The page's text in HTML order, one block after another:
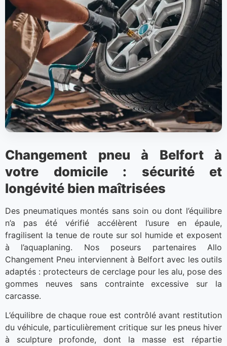
Changement pneu à Belfort à
votre domicile : sécurité et
longévité bien maîtrisées
Des pneumatiques montés sans soin ou dont l’équilibre
n’a pas été vérifié accélèrent l’usure en épaule,
fragilisent la tenue de route sur sol humide et exposent
à l’aquaplaning. Nos poseurs partenaires Allo
Changement Pneu interviennent à Belfort avec les outils
adaptés : protecteurs de cerclage pour les alu, pose des
gommes neuves sans contrainte excessive sur la
carcasse.
L’équilibre de chaque roue est contrôlé avant restitution
du véhicule, particulièrement critique sur les pneus hiver
à sculpture profonde, dont la masse est répartie